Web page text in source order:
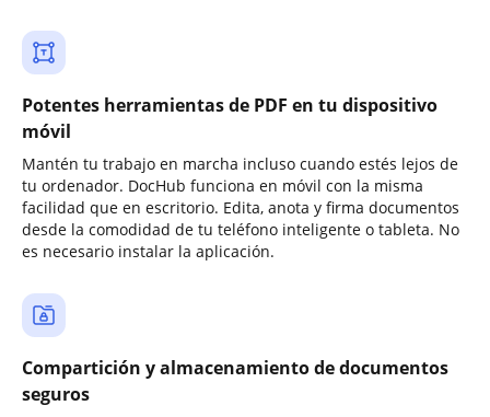
Potentes herramientas de PDF en tu dispositivo
móvil
Mantén tu trabajo en marcha incluso cuando estés lejos de
tu ordenador. DocHub funciona en móvil con la misma
facilidad que en escritorio. Edita, anota y firma documentos
desde la comodidad de tu teléfono inteligente o tableta. No
es necesario instalar la aplicación.
Compartición y almacenamiento de documentos
seguros